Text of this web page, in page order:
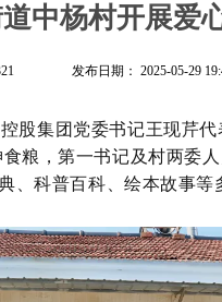
中杨村开展爱
发布日期： 2025-05-29
股集团党委书记王现芹代
粮 ，第一书记及村两委
、科普百科、绘本故事等